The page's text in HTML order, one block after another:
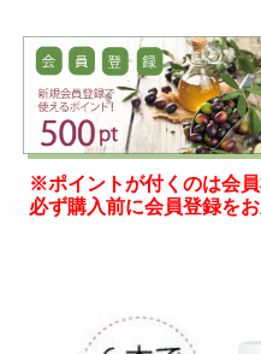
※ポイントが付くのは会員
必ず購入前に会員登録をお